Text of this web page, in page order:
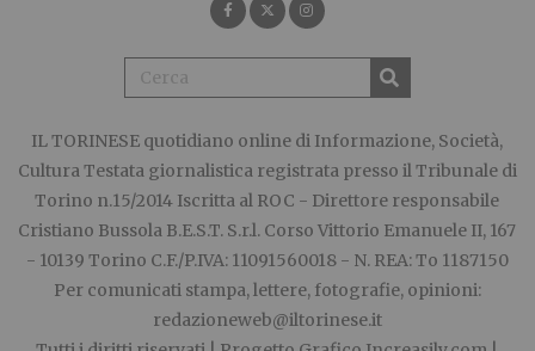
IL TORINESE quotidiano online di Informazione, Società,
Cultura Testata giornalistica registrata presso il Tribunale di
Torino n.15/2014 Iscritta al ROC - Direttore responsabile
Cristiano Bussola B.E.S.T. S.r.l. Corso Vittorio Emanuele II, 167
- 10139 Torino C.F./P.IVA: 11091560018 - N. REA: To 1187150
Per comunicati stampa, lettere, fotografie, opinioni:
redazioneweb@iltorinese.it